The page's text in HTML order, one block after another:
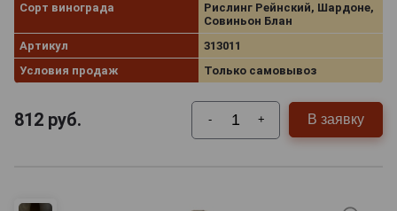
Сорт винограда
Рислинг Рейнский, Шардоне,
Совиньон Блан
Артикул
313011
Условия продаж
Только самовывоз
812 руб. - + В заявку